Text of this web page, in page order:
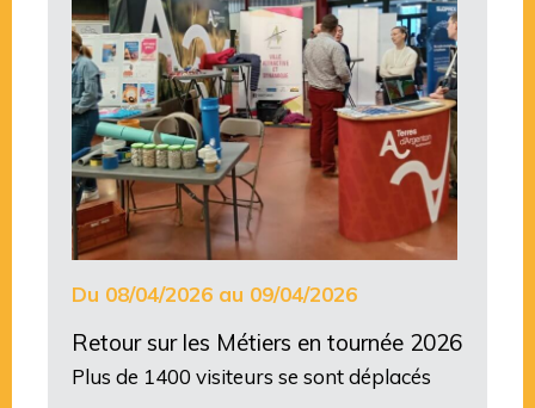
Du 08/04/2026 au 09/04/2026
Retour sur les Métiers en tournée 2026
Plus de 1400 visiteurs se sont déplacés